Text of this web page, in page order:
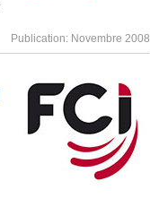
Publication: Novembre 2008